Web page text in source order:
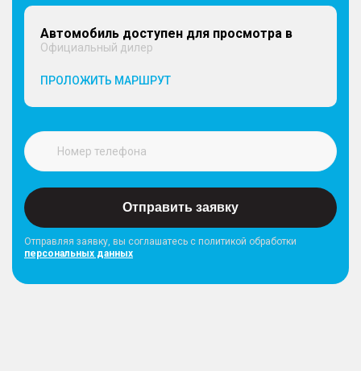
Автомобиль доступен для просмотра в
Официальный дилер
ПРОЛОЖИТЬ МАРШРУТ
Отправить заявку
Отправляя заявку, вы соглашатесь с политикой обработки
персональных данных